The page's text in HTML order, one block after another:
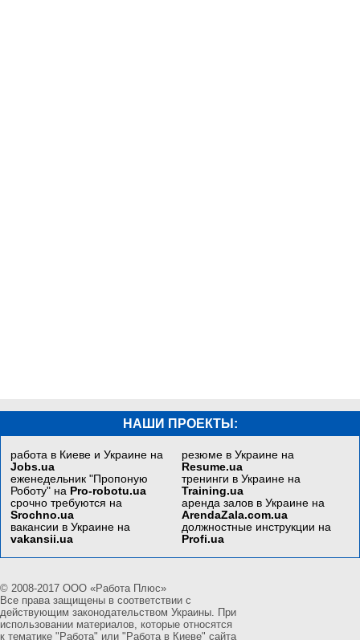
НАШИ ПРОЕКТЫ:
работа в Киеве и Украине на
Jobs.ua
еженедельник "Пропоную
Роботу" на Pro-robotu.ua
срочно требуются на
Srochno.ua
вакансии в Украине на
vakansii.ua
резюме в Украине на
Resume.ua
тренинги в Украине на
Training.ua
аренда залов в Украине на
ArendaZala.com.ua
должностные инструкции на
Profi.ua
© 2008-2017 ООО «Работа Плюс»
Все права защищены в соответствии с
действующим законодательством Украины. При
использовании материалов, которые относятся
к тематике "Работа" или "Работа в Киеве" сайта